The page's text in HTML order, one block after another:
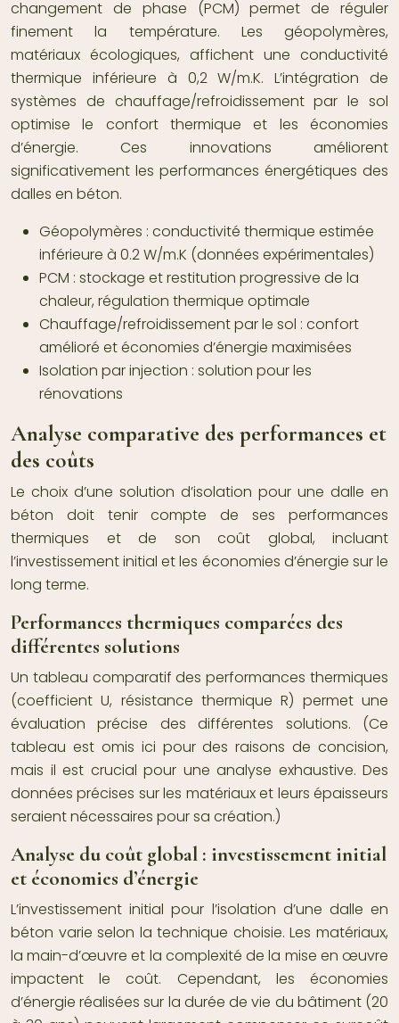
changement de phase (PCM) permet de réguler
finement la température. Les géopolymères,
matériaux écologiques, affichent une conductivité
thermique inférieure à 0,2 W/m.K. L’intégration de
systèmes de chauffage/refroidissement par le sol
optimise le confort thermique et les économies
d’énergie. Ces innovations améliorent
significativement les performances énergétiques des
dalles en béton.
Géopolymères : conductivité thermique estimée
inférieure à 0.2 W/m.K (données expérimentales)
PCM : stockage et restitution progressive de la
chaleur, régulation thermique optimale
Chauffage/refroidissement par le sol : confort
amélioré et économies d’énergie maximisées
Isolation par injection : solution pour les
rénovations
Analyse comparative des performances et
des coûts
Le choix d’une solution d’isolation pour une dalle en
béton doit tenir compte de ses performances
thermiques et de son coût global, incluant
l’investissement initial et les économies d’énergie sur le
long terme.
Performances thermiques comparées des
différentes solutions
Un tableau comparatif des performances thermiques
(coefficient U, résistance thermique R) permet une
évaluation précise des différentes solutions. (Ce
tableau est omis ici pour des raisons de concision,
mais il est crucial pour une analyse exhaustive. Des
données précises sur les matériaux et leurs épaisseurs
seraient nécessaires pour sa création.)
Analyse du coût global : investissement initial
et économies d’énergie
L’investissement initial pour l’isolation d’une dalle en
béton varie selon la technique choisie. Les matériaux,
la main-d’œuvre et la complexité de la mise en œuvre
impactent le coût. Cependant, les économies
d’énergie réalisées sur la durée de vie du bâtiment (20